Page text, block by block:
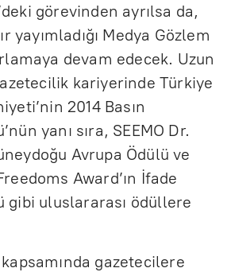
görevinden ayrılsa da,
yayımladığı Medya Gözlem
devam edecek. Uzun
kariyerinde Türkiye
2014 Basın
yanı sıra, SEEMO Dr.
Avrupa Ödülü ve
Award’ın İfade
gibi uluslararası ödüllere
kapsamında gazetecilere